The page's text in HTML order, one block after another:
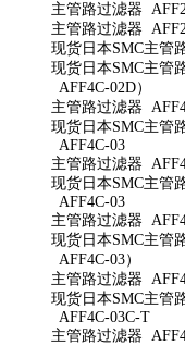
主管路过滤器
主管路过滤器
现货日本SMC主管
现货日本SMC主管
AFF4C-02D）
主管路过滤器
现货日本SMC主管
AFF4C-03
主管路过滤器
现货日本SMC主管
AFF4C-03
主管路过滤器
现货日本SMC主管
AFF4C-03）
主管路过滤器
现货日本SMC主管
AFF4C-03C-T
主管路过滤器